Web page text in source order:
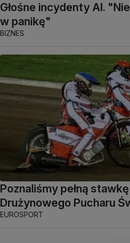
Głośne incydenty AI.
w panikę"
BIZNES
Poznaliśmy pełną stawkę
Drużynowego Pucharu
EUROSPORT